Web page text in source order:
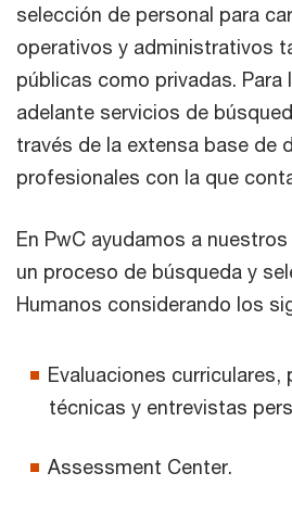
selección de personal para
operativos y administrativos
públicas como privadas. Para
adelante servicios de
través de la extensa base de
profesionales con la que
En PwC ayudamos a
un proceso de búsqueda y
Humanos considerando los
Evaluaciones
técnicas y entrevistas
Assessment Center.